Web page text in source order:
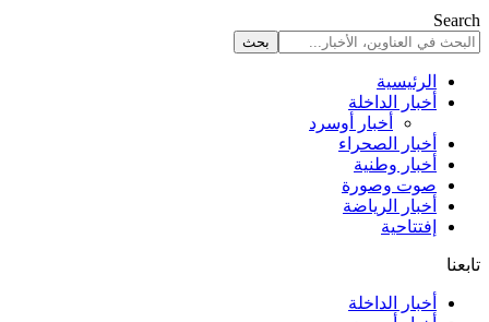
Search
الرئيسية
أخبار الداخلة
أخبار أوسرد
أخبار الصحراء
أخبار وطنية
صوت وصورة
أخبار الرياضة
إفتتاحية
تابعنا
أخبار الداخلة